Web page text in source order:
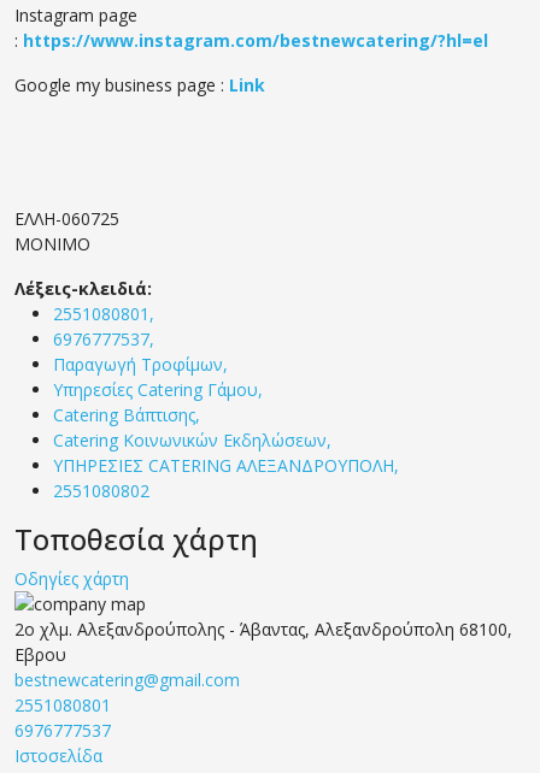
Instagram page
: https://www.instagram.com/bestnewcatering/?hl=el
Google my business page : Link
ΕΛΛΗ-060725
ΜΟΝΙΜΟ
Λέξεις-κλειδιά:
2551080801,
6976777537,
Παραγωγή Τροφίμων,
Υπηρεσίες Catering Γάμου,
Catering Βάπτισης,
Catering Κοινωνικών Εκδηλώσεων,
ΥΠΗΡΕΣΙΕΣ CATERING ΑΛΕΞΑΝΔΡΟΥΠΟΛΗ,
2551080802
Τοποθεσία χάρτη
Οδηγίες χάρτη
2ο χλμ. Αλεξανδρούπολης - Άβαντας, Αλεξανδρούπολη 68100,
Εβρου
bestnewcatering@gmail.com
2551080801
6976777537
Ιστοσελίδα